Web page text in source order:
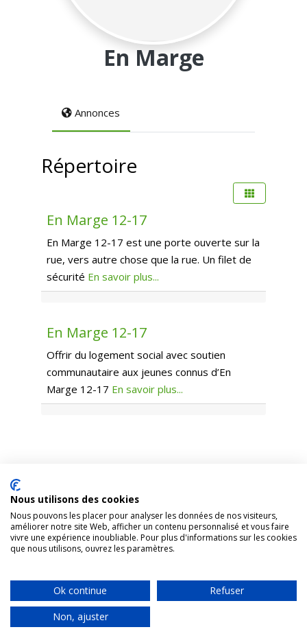
En Marge
Annonces
Répertoire
En Marge 12-17
En Marge 12-17 est une porte ouverte sur la
rue, vers autre chose que la rue. Un filet de
sécurité En savoir plus...
En Marge 12-17
Offrir du logement social avec soutien
communautaire aux jeunes connus d’En
Marge 12-17 En savoir plus...
1431, rue Fullum, Montréal (Québec). H2K 0B5
Organisme appuyé parCentraide
Tous droits réservés RAPSIM © 2024 |
site web réalisé par
Nous utilisons des cookies
Nous pouvons les placer pour analyser les données de nos visiteurs,
améliorer notre site Web, afficher un contenu personnalisé et vous faire
vivre une expérience inoubliable. Pour plus d'informations sur les cookies
que nous utilisons, ouvrez les paramètres.
Ok continue
Refuser
Non, ajuster